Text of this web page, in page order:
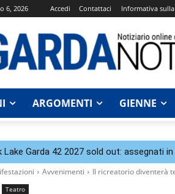
6, 2026 Accedi Contattaci Informativa
ARGOMENTI GIENNE
Lake Garda 42 2027 sold out: assegnati
Avvenimenti Il ricreatorio diventerà
Teatro